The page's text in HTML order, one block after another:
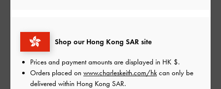
Gabine 鍊條項鍊
HK$299.00
銀色
HK$339.00
Shop our Hong Kong SAR site
Prices and payment amounts are displayed in HK $.
Orders placed on www.charleskeith.com/hk can only be
delivered within Hong Kong SAR.